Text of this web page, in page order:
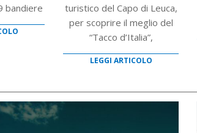
bandiere
turistico del Capo di Leuca,
per scoprire il meglio del
“Tacco d’Italia”,
LEGGI ARTICOLO